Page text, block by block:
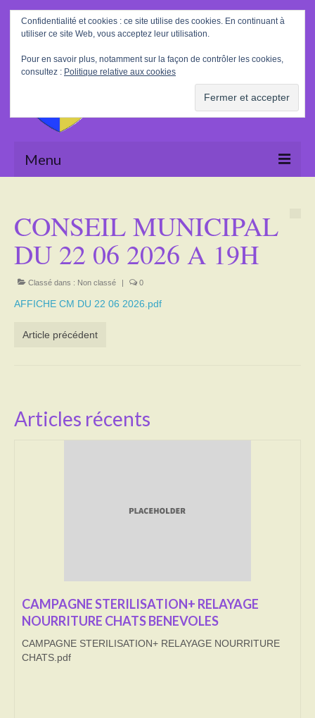
Rechercher
:
Menu
La Mairie
Le village
Tourisme
Activités
Heures d’ouverture
L’école
Transport
CONSEIL MUNICIPAL
DU 22 06 2026 A 19H
Classé dans : Non classé | 0
AFFICHE CM DU 22 06 2026.pdf
Article précédent
Articles récents
CAMPAGNE STERILISATION+ RELAYAGE
NOURRITURE CHATS BENEVOLES
CAMPAGNE STERILISATION+ RELAYAGE NOURRITURE
CHATS.pdf
Confidentialité et cookies : ce site utilise des cookies. En continuant à
utiliser ce site Web, vous acceptez leur utilisation.
Pour en savoir plus, notamment sur la façon de contrôler les cookies,
consultez : Politique relative aux cookies